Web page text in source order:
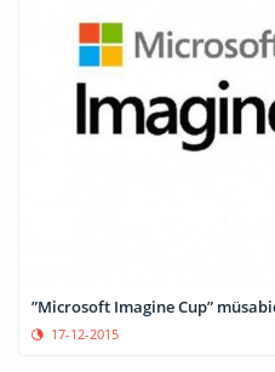
”Microsoft Imagine Cup”
17-12-2015